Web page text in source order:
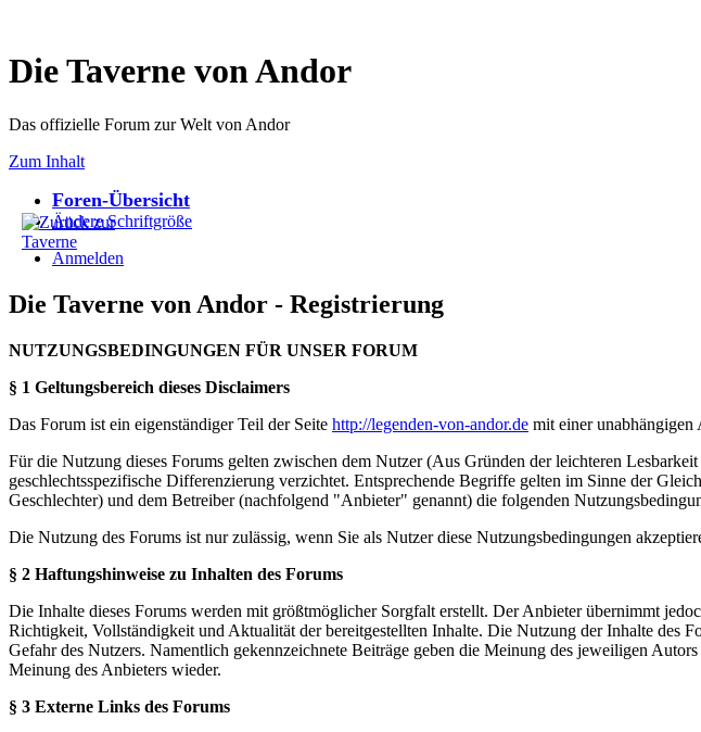
Die Taverne von Andor
Das offizielle Forum zur Welt von Andor
Zum Inhalt
Foren-Übersicht
Ändere Schriftgröße
Anmelden
Die Taverne von Andor - Registrierung
NUTZUNGSBEDINGUNGEN FÜR UNSER FORUM
§ 1 Geltungsbereich dieses Disclaimers
Das Forum ist ein eigenständiger Teil der Seite http://legenden-von-andor.de mit einer unabhängigen
Für die Nutzung dieses Forums gelten zwischen dem Nutzer (Aus Gründen der leichteren
geschlechtsspezifische Differenzierung verzichtet. Entsprechende Begriffe gelten im Sinne der
Geschlechter) und dem Betreiber (nachfolgend "Anbieter" genannt) die folgenden
Die Nutzung des Forums ist nur zulässig, wenn Sie als Nutzer diese Nutzungsbedingungen
§ 2 Haftungshinweise zu Inhalten des Forums
Die Inhalte dieses Forums werden mit größtmöglicher Sorgfalt erstellt. Der Anbieter übernimmt
Richtigkeit, Vollständigkeit und Aktualität der bereitgestellten Inhalte. Die Nutzung der Inhalte des
Gefahr des Nutzers. Namentlich gekennzeichnete Beiträge geben die Meinung des jeweiligen
Meinung des Anbieters wieder.
§ 3 Externe Links des Forums